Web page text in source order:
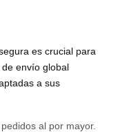
es crucial para
envío global
a sus
al por mayor.